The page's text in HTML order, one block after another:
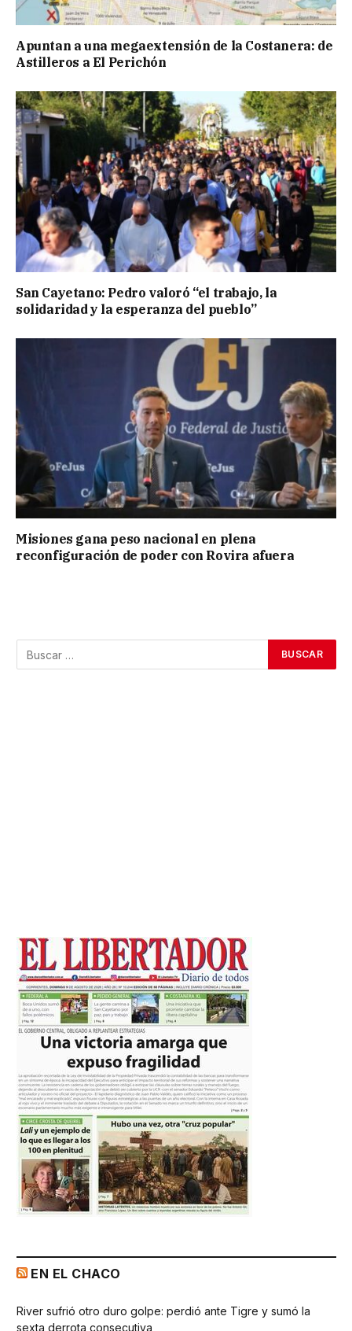
Apuntan a una megaextensión de la Costanera: de
Astilleros a El Perichón
San Cayetano: Pedro valoró “el trabajo, la
solidaridad y la esperanza del pueblo”
Misiones gana peso nacional en plena
reconfiguración de poder con Rovira afuera
EN EL CHACO
River sufrió otro duro golpe: perdió ante Tigre y sumó la
sexta derrota consecutiva